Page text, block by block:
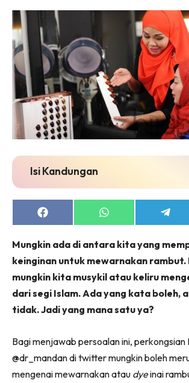
Isi Kandungan
Share
on
Share
on
Share
on
Mungkin ada di antara kita yang
keinginan untuk mewarnakan rambut.
mungkin kita musykil atau keliru
dari segi Islam. Ada yang kata boleh,
tidak. Jadi yang mana satu ya?
Bagi menjawab persoalan ini, perkongsian
@dr_mandan di twitter mungkin boleh
mengenai mewarnakan atau dyeinai